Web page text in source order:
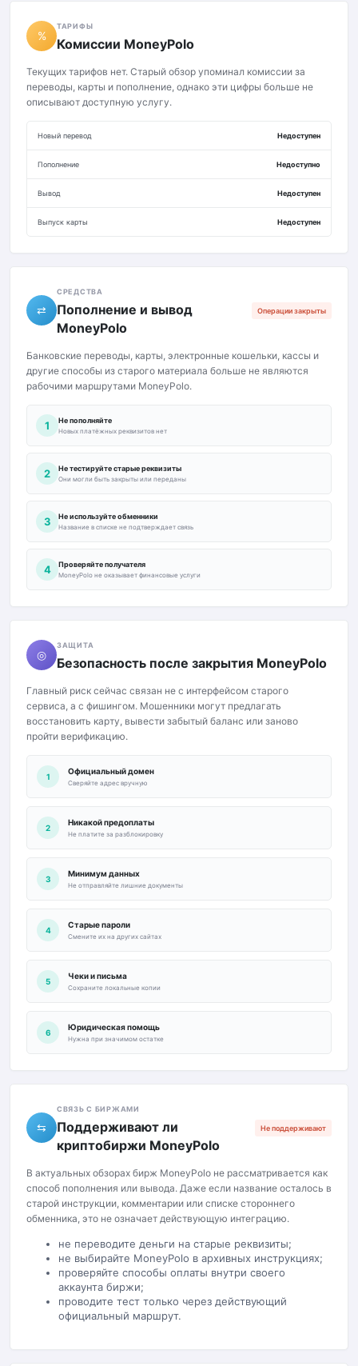
%
ТАРИФЫ
Комиссии MoneyPolo
Текущих тарифов нет. Старый обзор упоминал комиссии за
переводы, карты и пополнение, однако эти цифры больше не
описывают доступную услугу.
Новый перевод Недоступен
Пополнение Недоступно
Вывод Недоступен
Выпуск карты Недоступен
⇄
СРЕДСТВА
Пополнение и вывод
MoneyPolo
Операции закрыты
Банковские переводы, карты, электронные кошельки, кассы и
другие способы из старого материала больше не являются
рабочими маршрутами MoneyPolo.
1 Не пополняйте
Новых платёжных реквизитов нет
2 Не тестируйте старые реквизиты
Они могли быть закрыты или переданы
3 Не используйте обменники
Название в списке не подтверждает связь
4 Проверяйте получателя
MoneyPolo не оказывает финансовые услуги
◎
ЗАЩИТА
Безопасность после закрытия MoneyPolo
Главный риск сейчас связан не с интерфейсом старого
сервиса, а с фишингом. Мошенники могут предлагать
восстановить карту, вывести забытый баланс или заново
пройти верификацию.
1
Официальный домен
Сверяйте адрес вручную
2
Никакой предоплаты
Не платите за разблокировку
3
Минимум данных
Не отправляйте лишние документы
4
Старые пароли
Смените их на других сайтах
5
Чеки и письма
Сохраните локальные копии
6
Юридическая помощь
Нужна при значимом остатке
⇆
СВЯЗЬ С БИРЖАМИ
Поддерживают ли
криптобиржи MoneyPolo
Не поддерживают
В актуальных обзорах бирж MoneyPolo не рассматривается как
способ пополнения или вывода. Даже если название осталось в
старой инструкции, комментарии или списке стороннего
обменника, это не означает действующую интеграцию.
не переводите деньги на старые реквизиты;
не выбирайте MoneyPolo в архивных инструкциях;
проверяйте способы оплаты внутри своего
аккаунта биржи;
проводите тест только через действующий
официальный маршрут.